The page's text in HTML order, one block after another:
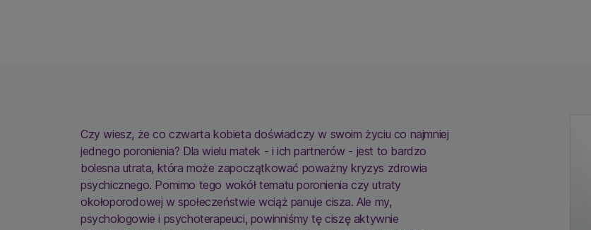
Czy wiesz, że co czwarta kobieta doświadczy w swoim życiu co najmniej
jednego poronienia? Dla wielu matek - i ich partnerów - jest to bardzo
bolesna utrata, która może zapoczątkować poważny kryzys zdrowia
psychicznego. Pomimo tego wokół tematu poronienia czy utraty
okołoporodowej w społeczeństwie wciąż panuje cisza. Ale my,
psychologowie i psychoterapeuci, powinniśmy tę ciszę aktywnie